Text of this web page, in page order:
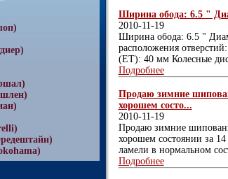
Ширина обода: 6.5 "
2010-11-19
Ширина обода: 6.5 "
расположения
(ET): 40 мм Колесные
Подробнее
Продаю зимние
хорошем состо...
2010-11-19
Продаю зимние
хорошем состоянии за
ламели в нормальном
Подробнее